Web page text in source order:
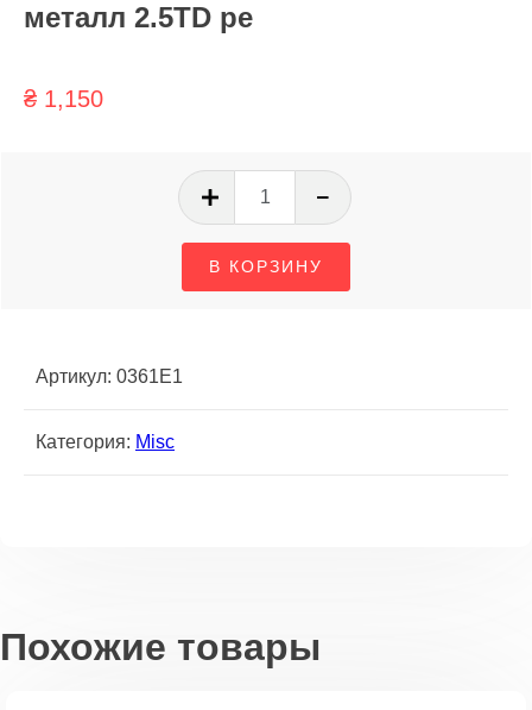
металл 2.5TD pe
₴ 1,150
Количество
товара
Коллектор
впускной
2части
В КОРЗИНУ
Артикул: 0361E1
Категория: Misc
Похожие товары